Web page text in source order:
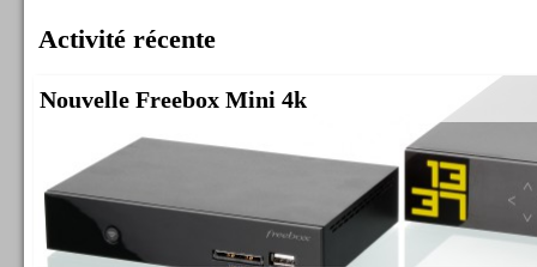
Activité récente
Nouvelle Freebox Mini 4k